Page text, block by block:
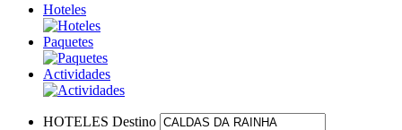
Hoteles
Paquetes
Actividades
HOTELES Destino